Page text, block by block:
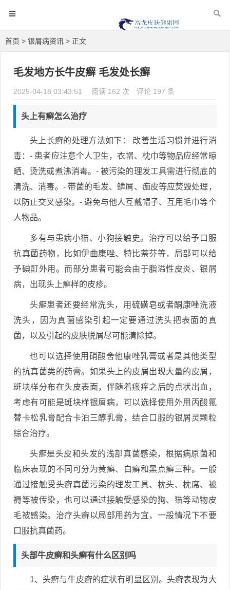
首页 > 银屑病资讯 > 正文
毛发地方长牛皮癣 毛发处长癣
2025-04-18 03:43:51 阅读 162 次 评论 197 条
头上有癣怎么治疗
头上长癣的处理方法如下： 改善生活习惯并进行消
毒：- 患者应注意个人卫生，衣帽、枕巾等物品应经常晾
晒、烫洗或煮沸消毒。- 被污染的理发工具需进行彻底的
清洗、消毒。- 带菌的毛发、鳞屑、痂皮等应焚毁处理，
以防止交叉感染。- 避免与他人互戴帽子、互用毛巾等个
人物品。
多有与患病小猫、小狗接触史。治疗可以给予口服
抗真菌药物，比如伊曲康唑、特比萘芬等，局部可以给
予碘酊外用。而部分患者可能会由于脂溢性皮炎、银屑
病，出现头上癣样的皮疹。
头癣患者还要经常洗头，用硫磺皂或者酮康唑洗液
洗头，因为真菌感染引起一定要通过洗头把表面的真
菌，以及引起的皮肤脱屑尽可能清除掉。
也可以选择使用硝酸舍他康唑乳膏或者是其他类型
的抗真菌类的药膏。如果头上的皮屑出现大量的皮屑，
斑块样分布在头皮表面，伴随着瘙痒之后的点状出血，
考虑有可能是斑块样银屑病，可以选择使用外用丙酸氟
替卡松乳膏配合卡泊三醇乳膏，结合口服的银屑灵颗粒
综合治疗。
头癣是头皮和头发的浅部真菌感染，根据病原菌和
临床表现的不同可分为黄癣、白癣和黑点癣三种。一般
通过接触受头癣真菌污染的理发工具、枕头、枕席、被
褥等被传染，也可以通过接触受感染的狗、猫等动物皮
毛被感染。治疗头癣以局部用药为宜，一般情况下不要
口服抗真菌药。
头部牛皮癣和头癣有什么区别吗
1、头癣与牛皮癣的症状有明显区别。头癣表现为大